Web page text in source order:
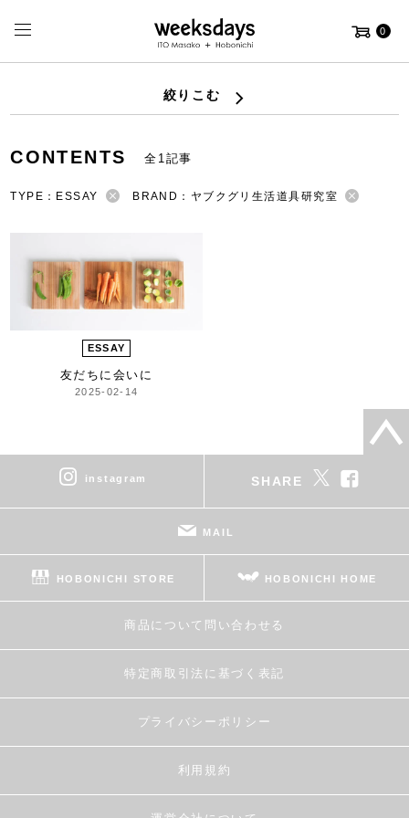
0
絞りこむ
CONTENTS 全1記事
TYPE：ESSAY BRAND：ヤブクグリ生活道具研究室
ESSAY
友だちに会いに
2025-02-14
instagram SHARE
MAIL
HOBONICHI STORE HOBONICHI HOME
商品について問い合わせる
特定商取引法に基づく表記
プライバシーポリシー
利用規約